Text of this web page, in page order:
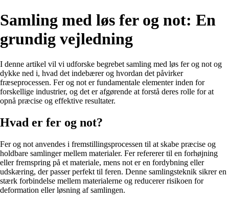
Samling med løs fer og not: En
grundig vejledning
I denne artikel vil vi udforske begrebet samling med løs fer og not og
dykke ned i, hvad det indebærer og hvordan det påvirker
fræseprocessen. Fer og not er fundamentale elementer inden for
forskellige industrier, og det er afgørende at forstå deres rolle for at
opnå præcise og effektive resultater.
Hvad er fer og not?
Fer og not anvendes i fremstillingsprocessen til at skabe præcise og
holdbare samlinger mellem materialer. Fer refererer til en forhøjning
eller fremspring på et materiale, mens not er en fordybning eller
udskæring, der passer perfekt til feren. Denne samlingsteknik sikrer en
stærk forbindelse mellem materialerne og reducerer risikoen for
deformation eller løsning af samlingen.